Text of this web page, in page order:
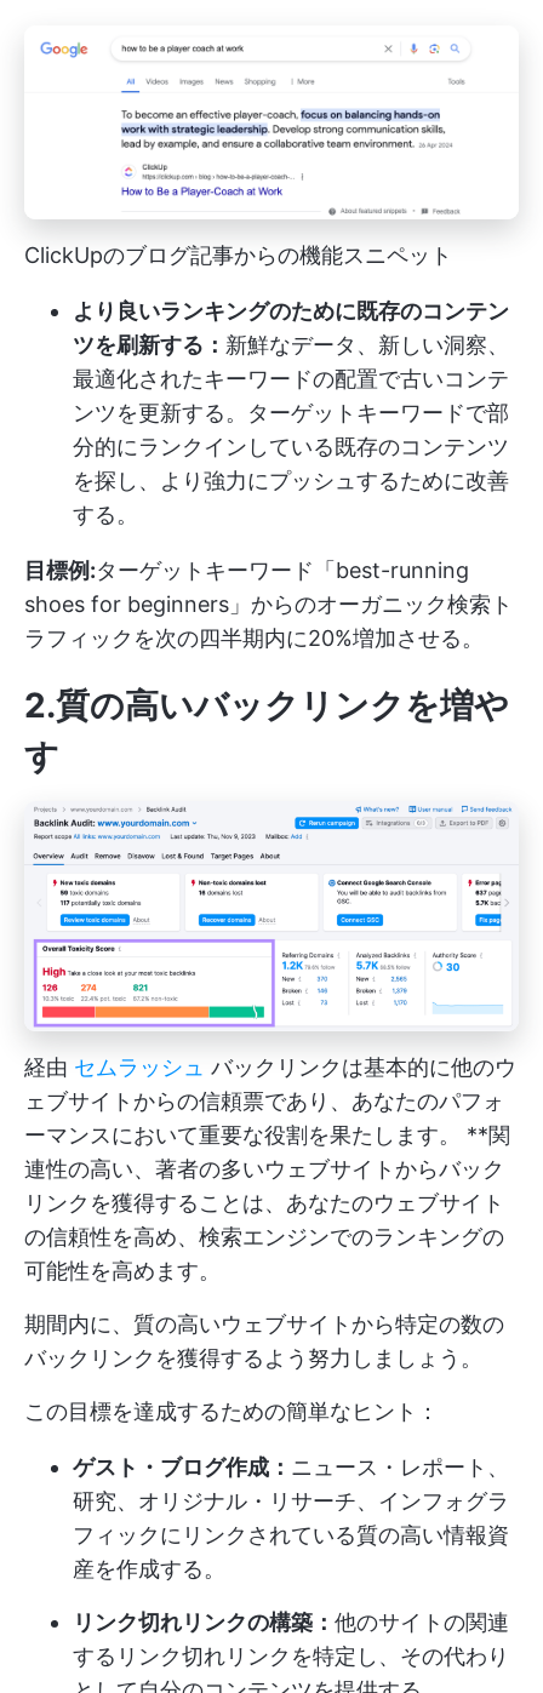
ClickUpのブログ記事からの機能スニペット
より良いランキングのために既存のコンテン
ツを刷新する： 新鮮なデータ、新しい洞察、
最適化されたキーワードの配置で古いコンテ
ンツを更新する。ターゲットキーワードで部
分的にランクインしている既存のコンテンツ
を探し、より強力にプッシュするために改善
する。
目標例:ターゲットキーワード「best-running
shoes for beginners」からのオーガニック検索ト
ラフィックを次の四半期内に20%増加させる。
2.質の高いバックリンクを増や
す
経由 セムラッシュ バックリンクは基本的に他のウ
ェブサイトからの信頼票であり、あなたのパフォ
ーマンスにおいて重要な役割を果たします。 **関
連性の高い、著者の多いウェブサイトからバック
リンクを獲得することは、あなたのウェブサイト
の信頼性を高め、検索エンジンでのランキングの
可能性を高めます。
期間内に、質の高いウェブサイトから特定の数の
バックリンクを獲得するよう努力しましょう。
この目標を達成するための簡単なヒント：
ゲスト・ブログ作成： ニュース・レポート、
研究、オリジナル・リサーチ、インフォグラ
フィックにリンクされている質の高い情報資
産を作成する。
リンク切れリンクの構築： 他のサイトの関連
するリンク切れリンクを特定し、その代わり